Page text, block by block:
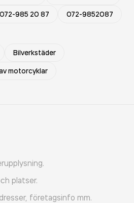
072-985 20 87 072-9852087
Bilverkstäder
motorcyklar
platser.
företagsinfo mm.